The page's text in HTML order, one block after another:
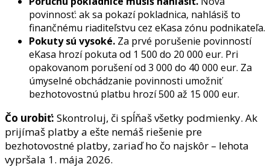
povinnosť: ak sa pokazí pokladnica, nahlásiš to
finančnému riaditeľstvu cez eKasa zónu podnikateľa.
Pokuty sú vysoké. Za prvé porušenie povinností
eKasa hrozí pokuta od 1 500 do 20 000 eur. Pri
opakovanom porušení od 3 000 do 40 000 eur. Za
úmyselné obchádzanie povinnosti umožniť
bezhotovostnú platbu hrozí 500 až 15 000 eur.
Čo urobiť: Skontroluj, či spĺňaš všetky podmienky. Ak
prijímaš platby a ešte nemáš riešenie pre
bezhotovostné platby, zariaď ho čo najskôr – lehota
vypršala 1. mája 2026.